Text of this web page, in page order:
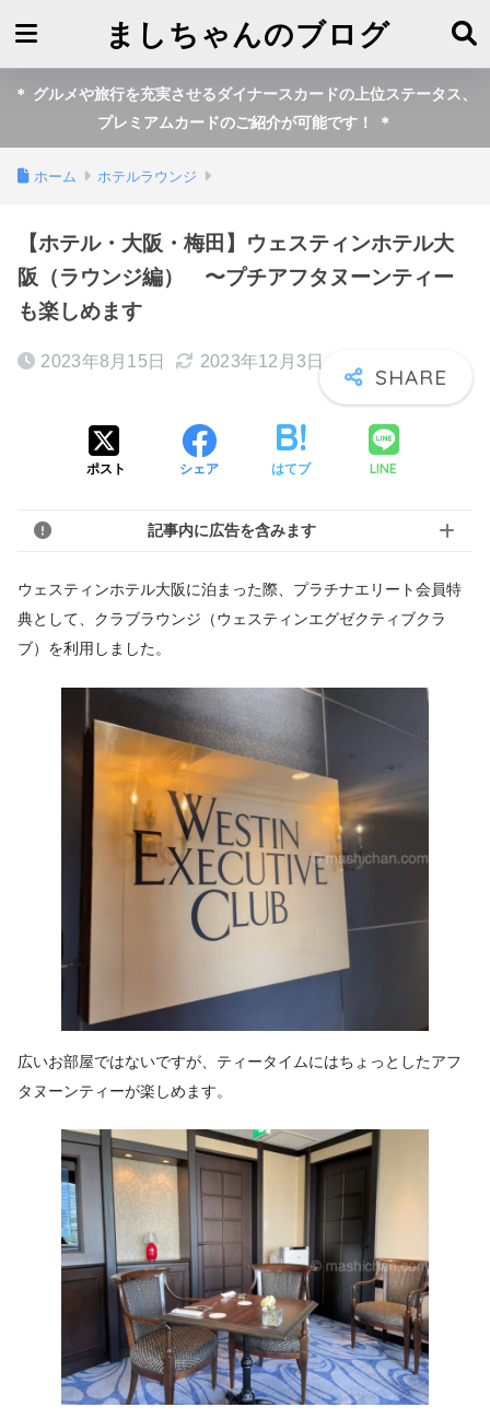
ましちゃんのブログ
＊ グルメや旅行を充実させるダイナースカードの上位ステータス、
プレミアムカードのご紹介が可能です！ ＊
ホーム ホテルラウンジ
【ホテル・大阪・梅田】ウェスティンホテル大
阪（ラウンジ編） 〜プチアフタヌーンティー
も楽しめます
2023年8月15日 2023年12月3日
ポスト シェア はてブ LINE
記事内に広告を含みます
ウェスティンホテル大阪に泊まった際、プラチナエリート会員特
典として、クラブラウンジ（ウェスティンエグゼクティブクラ
ブ）を利用しました。
広いお部屋ではないですが、ティータイムにはちょっとしたアフ
タヌーンティーが楽しめます。